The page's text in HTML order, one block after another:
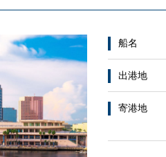
船名
出港地
寄港地